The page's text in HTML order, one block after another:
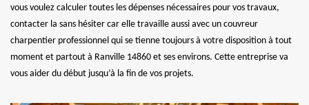
vous voulez calculer toutes les dépenses nécessaires pour vos travaux,
contacter la sans hésiter car elle travaille aussi avec un couvreur
charpentier professionnel qui se tienne toujours à votre disposition à tout
moment et partout à Ranville 14860 et ses environs. Cette entreprise va
vous aider du début jusqu’à la fin de vos projets.